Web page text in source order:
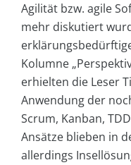
Agilität bzw. agile
mehr diskutiert
Kolumne
erhielten die Leser
Anwendung der
Scrum, Kanban,
Ansätze blieben in
allerdings